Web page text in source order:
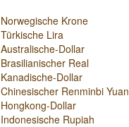
Norwegische Krone
Türkische Lira
Australische-Dollar
Brasilianischer Real
Kanadische-Dollar
Chinesischer Renminbi Yuan
Hongkong-Dollar
Indonesische Rupiah